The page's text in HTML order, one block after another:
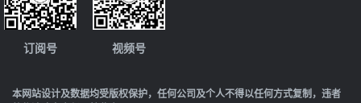
订阅号 视频号
本网站设计及数据均受版权保护，任何公司及个人不得以任何方式复制，违者